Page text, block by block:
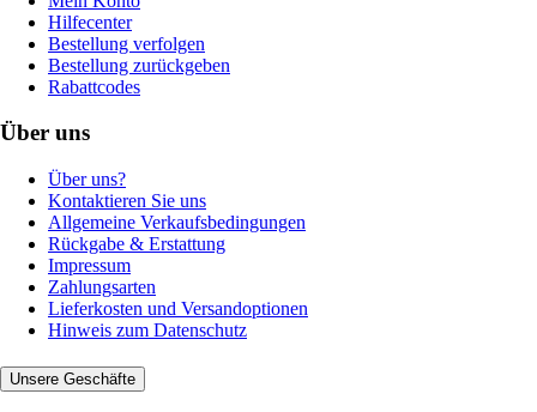
Hilfecenter
Bestellung verfolgen
Bestellung zurückgeben
Rabattcodes
Über uns
Über uns?
Kontaktieren Sie uns
Allgemeine Verkaufsbedingungen
Rückgabe & Erstattung
Impressum
Zahlungsarten
Lieferkosten und Versandoptionen
Hinweis zum Datenschutz
Unsere Geschäfte